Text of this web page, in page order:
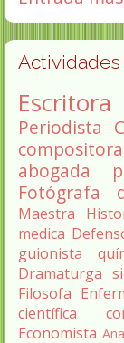
Actividades
Escritora
Periodista
compositora
abogada
Fotógrafa
Maestra
medica
guionista
Dramaturga
Filosofa
científica
Economista